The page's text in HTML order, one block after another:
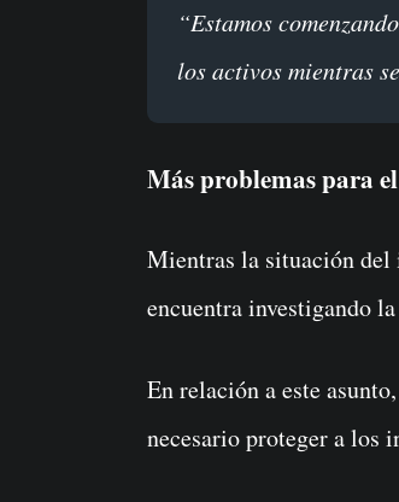
“Estamos comenzando a recibir solicitudes de LE para congelar temporalmente
los activos mientras
Más problemas para
Mientras la situación del
encuentra investigando
En relación a este
necesario proteger a los